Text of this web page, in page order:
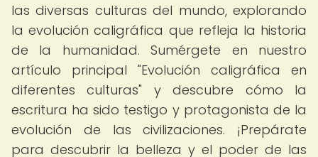
las diversas culturas del mundo, explorando
la evolución caligráfica que refleja la historia
de la humanidad. Sumérgete en nuestro
artículo principal "Evolución caligráfica en
diferentes culturas" y descubre cómo la
escritura ha sido testigo y protagonista de la
evolución de las civilizaciones. ¡Prepárate
para descubrir la belleza y el poder de las